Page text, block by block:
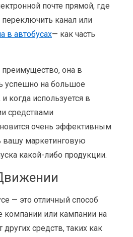
почте прямой, где
канал или
в автобусах— как часть
она в
успешно на большое
когда используется в
средствами
очень эффективным
вашу маркетинговую
какой-либо продукции.
— это отличный способ
компании или кампании на
средств, таких как